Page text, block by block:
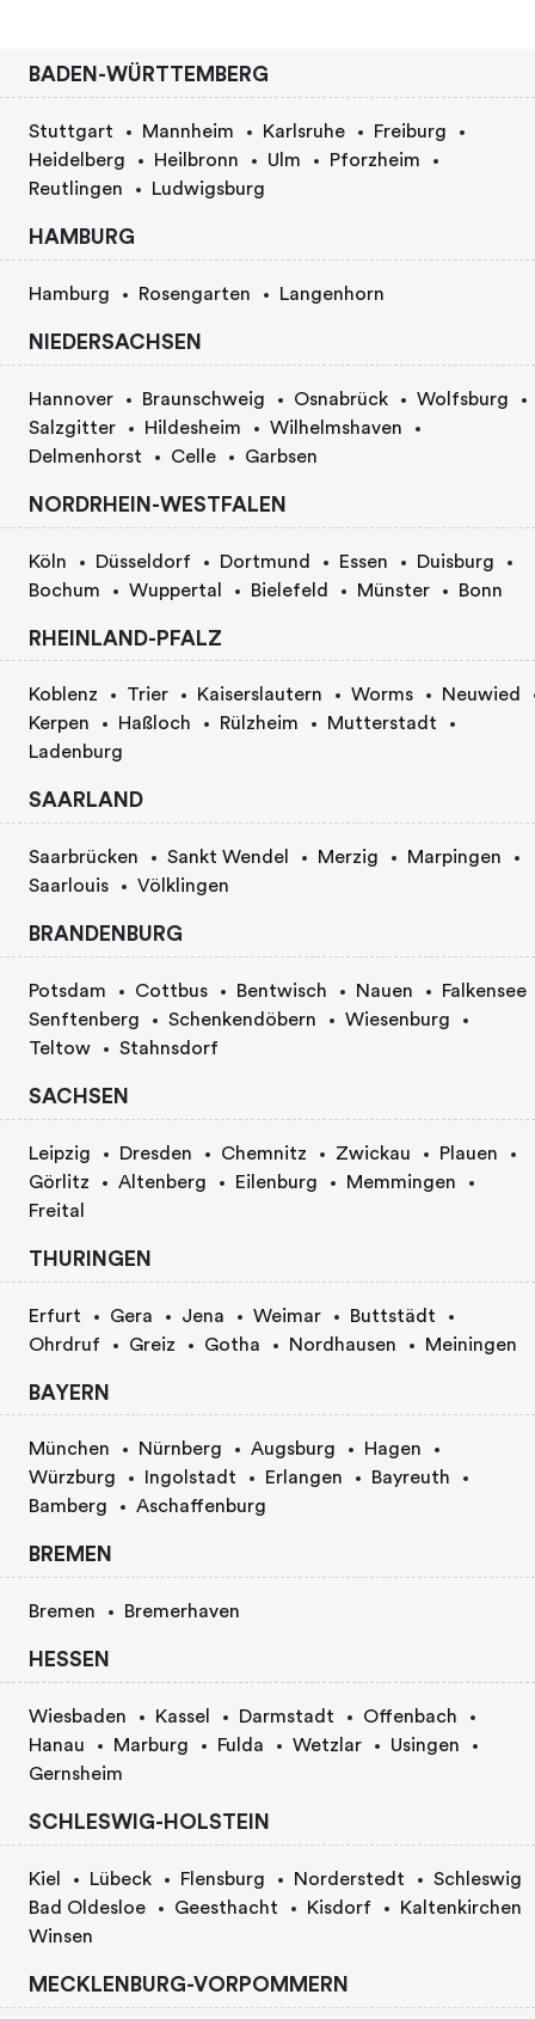
BADEN-WÜRTTEMBERG
Stuttgart Mannheim Karlsruhe
Freiburg
Heidelberg
Heilbronn Ulm
Pforzheim
Reutlingen
Ludwigsburg
HAMBURG
Hamburg Rosengarten Langenhorn
NIEDERSACHSEN
Hannover Braunschweig Osnabrück
Wolfsburg
Salzgitter
Hildesheim
Wilhelmshaven
Delmenhorst
Celle Garbsen
NORDRHEIN-WESTFALEN
Köln Düsseldorf Dortmund Essen
Duisburg
Bochum
Wuppertal Bielefeld Münster Bonn
RHEINLAND-PFALZ
Koblenz Trier Kaiserslautern Worms
Neuwied
Kerpen
Haßloch Rülzheim
Mutterstadt
Ladenburg
SAARLAND
Saarbrücken Sankt Wendel Merzig
Marpingen
Saarlouis
Völklingen
BRANDENBURG
Potsdam Cottbus Bentwisch Nauen
Falkensee
Senftenberg
Schenkendöbern
Wiesenburg
Teltow
Stahnsdorf
SACHSEN
Leipzig Dresden Chemnitz Zwickau
Plauen
Görlitz
Altenberg Eilenburg
Memmingen
Freital
THURINGEN
Erfurt Gera Jena Weimar
Buttstädt
Ohrdruf
Greiz Gotha Nordhausen Meiningen
BAYERN
München Nürnberg Augsburg
Hagen
Würzburg
Ingolstadt Erlangen
Bayreuth
Bamberg
Aschaffenburg
BREMEN
Bremen Bremerhaven
HESSEN
Wiesbaden Kassel Darmstadt
Offenbach
Hanau
Marburg Fulda Wetzlar
Usingen
Gernsheim
SCHLESWIG-HOLSTEIN
Kiel Lübeck Flensburg Norderstedt
Schleswig
Bad Oldesloe
Geesthacht Kisdorf
Kaltenkirchen
Winsen
MECKLENBURG-VORPOMMERN